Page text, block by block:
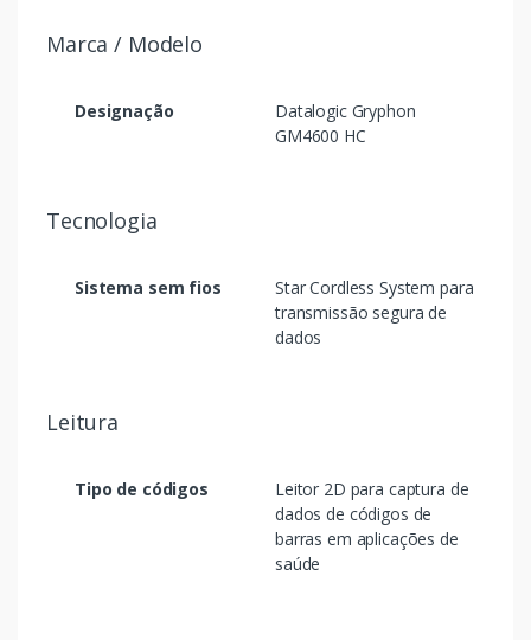
Marca / Modelo
Designação
Datalogic Gryphon
GM4600 HC
Tecnologia
Sistema sem fios
Star Cordless System para
transmissão segura de
dados
Leitura
Tipo de códigos
Leitor 2D para captura de
dados de códigos de
barras em aplicações de
saúde